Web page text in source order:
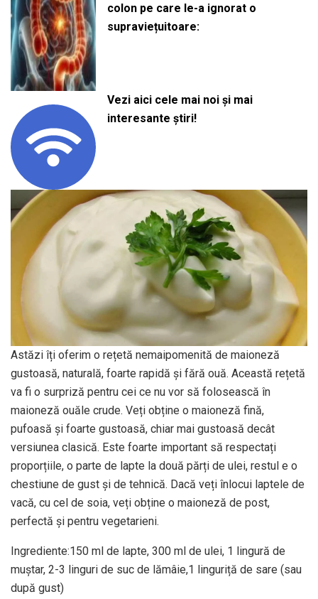
colon pe care le-a ignorat o
supraviețuitoare:
Vezi aici cele mai noi și mai
interesante știri!
Astăzi îți oferim o rețetă nemaipomenită de maioneză
gustoasă, naturală, foarte rapidă și fără ouă. Această rețetă
va fi o surpriză pentru cei ce nu vor să folosească în
maioneză ouăle crude. Veți obține o maioneză fină,
pufoasă și foarte gustoasă, chiar mai gustoasă decât
versiunea clasică. Este foarte important să respectați
proporțiile, o parte de lapte la două părți de ulei, restul e o
chestiune de gust și de tehnică. Dacă veți înlocui laptele de
vacă, cu cel de soia, veți obține o maioneză de post,
perfectă și pentru vegetarieni.
Ingrediente:150 ml de lapte, 300 ml de ulei, 1 lingură de
muștar, 2-3 linguri de suc de lămâie,1 linguriță de sare (sau
după gust)